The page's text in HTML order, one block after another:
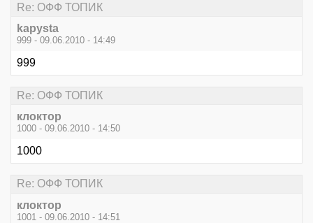
Re: ОФФ ТОПИК
kapysta
999 - 09.06.2010 - 14:49
999
Re: ОФФ ТОПИК
клоктор
1000 - 09.06.2010 - 14:50
1000
Re: ОФФ ТОПИК
клоктор
1001 - 09.06.2010 - 14:51